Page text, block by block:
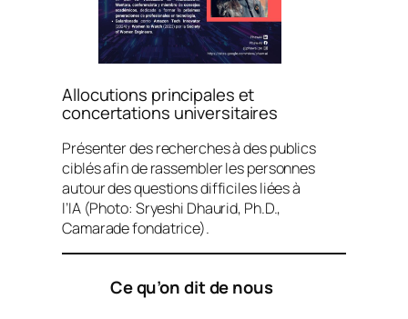
Allocutions principales et
concertations universitaires
Présenter des recherches à des publics
ciblés afin de rassembler les personnes
autour des questions difficiles liées à
l’IA (Photo: Sryeshi Dhaurid, Ph.D.,
Camarade fondatrice).
Ce qu’on dit de nous